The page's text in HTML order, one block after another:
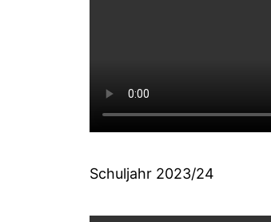
Schuljahr 2023/24